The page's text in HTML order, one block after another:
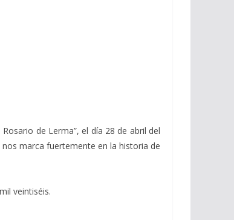
de Lerma”, el día 28 de abril del
marca fuertemente en la historia de
veintiséis.